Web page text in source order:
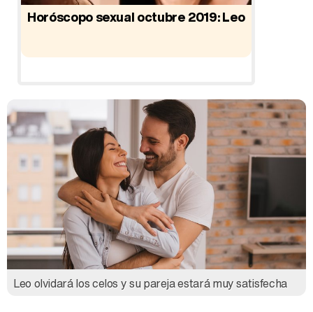
Horóscopo sexual octubre 2019: Leo
Leo olvidará los celos y su pareja estará muy satisfecha